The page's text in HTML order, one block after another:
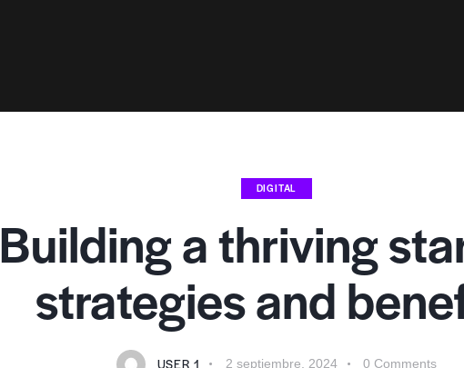
DIGITAL
Building a thriving
strategies and
USER 1 2 septiembre, 2024 0 Comments